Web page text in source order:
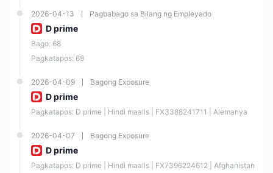
$1
Uri ng Account
ginawa para sa iba't ibang pangangailangan sa trading:
Uri ng
Account
CENT STP ECN
Account
Currenc
y
2026-04-13 Pagbabago sa Bilang ng Empleyado
D prime
Bago: 68
Pagkatapos: 69
2026-04-09 Bagong Exposure
D prime
Pagkatapos: D prime | Hindi maalis | FX3388241711 | Alemanya
2026-04-07 Bagong Exposure
D prime
Pagkatapos: D prime | Hindi maalis | FX7396224612 | Afghanistan